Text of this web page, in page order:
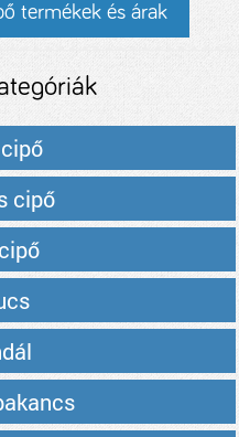
termékek és árak
cipő